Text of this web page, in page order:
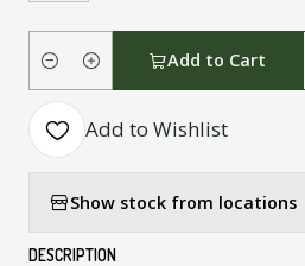
Quantity
Add to Cart
Add to Wishlist
Show stock from locations
DESCRIPTION